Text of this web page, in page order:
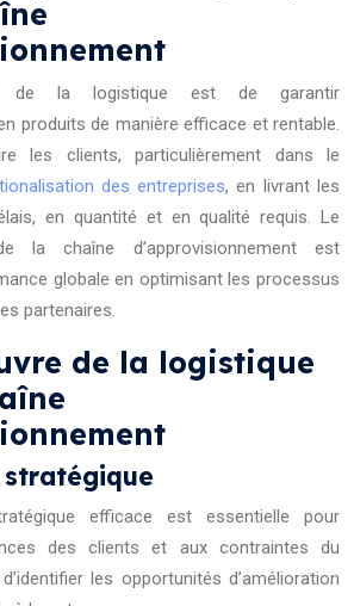
de la logistique est de garantir
produits de manière efficace et rentable.
les clients, particulièrement dans le
des entreprises, en livrant les
en quantité et en qualité requis. Le
la chaîne d’approvisionnement est
globale en optimisant les processus
partenaires.
de la logistique
efficace est essentielle pour
des clients et aux contraintes du
les opportunités d’amélioration